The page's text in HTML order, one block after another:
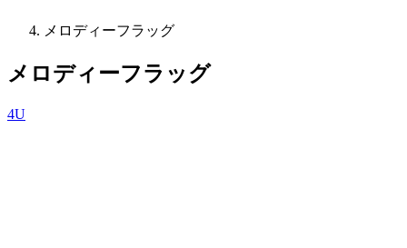
メロディーフラッグ
メロディーフラッグ
4U